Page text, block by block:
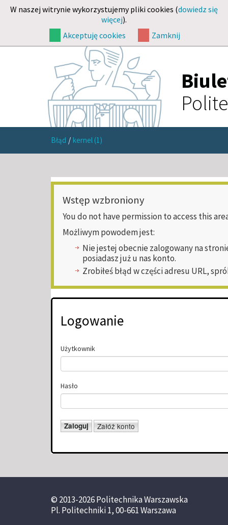
W naszej witrynie wykorzystujemy pliki cookies (dowiedz się
więcej).
Akceptuję cookies
Zamknij
Błąd / kernel (1)
Wstęp wzbroniony
You do not have permission to access this
Możliwym powodem jest:
Nie jestej obecnie zalogowany na
posiadasz już u nas konto.
Zrobiłeś błąd w części adresu URL,
Logowanie
Użytkownik
Hasło
© 2013-2026 Politechnika Warszawska
Pl. Politechniki 1, 00-661 Warszawa